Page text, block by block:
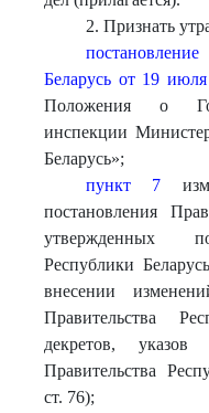
2. Признать
Беларусь от 19
Положения о
инспекции
Беларусь»;
пункт 7
постановления
утвержденных
Республики
внесении
Правительства
декретов, указов
Правительства
ст. 76);